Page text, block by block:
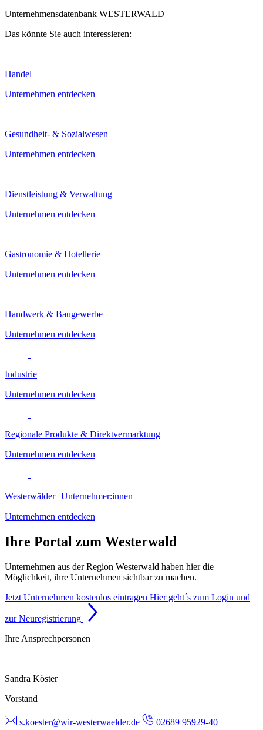
Unternehmensdatenbank WESTERWALD
Das könnte Sie auch interessieren:
Handel
Unternehmen entdecken
Gesundheit- & Sozialwesen
Unternehmen entdecken
Dienstleistung & Verwaltung
Unternehmen entdecken
Gastronomie & Hotellerie
Unternehmen entdecken
Handwerk & Baugewerbe
Unternehmen entdecken
Industrie
Unternehmen entdecken
Regionale Produkte & Direktvermarktung
Unternehmen entdecken
Westerwälder Unternehmer:innen
Unternehmen entdecken
Ihre Portal zum Westerwald
Unternehmen aus der Region Westerwald haben hier die
Möglichkeit, ihre Unternehmen sichtbar zu machen.
Jetzt Unternehmen kostenlos eintragen Hier geht´s zum Login und
zur Neuregistrierung
Ihre Ansprechpersonen
Sandra Köster
Vorstand
s.koester@wir-westerwaelder.de 02689 95929-40